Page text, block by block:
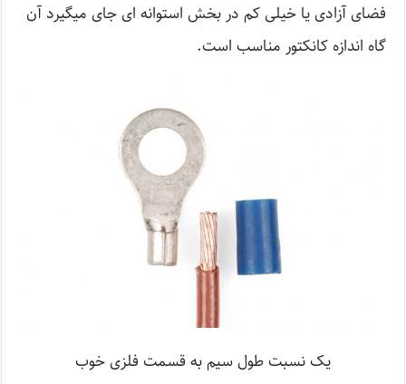
فضای آزادی یا خیلی کم در بخش استوانه ای جای میگیرد آن
گاه اندازه کانکتور مناسب است.
یک نسبت طول سیم به قسمت فلزی خوب